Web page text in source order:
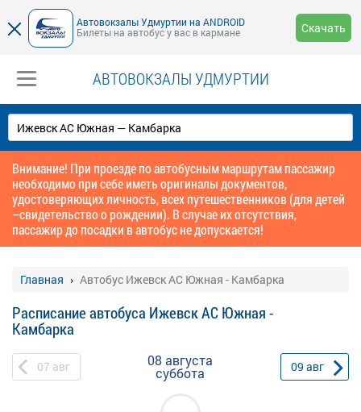
Автовокзалы Удмуртии на ANDROID
Билеты на автобус у вас в кармане
Скачать
АВТОВОКЗАЛЫ УДМУРТИИ
Внимание! При проезде по автобусным маршрутам пассажир
необходимо при себе иметь оригиналы документов,
удостоверяющих личность, всех путешественников (для детей
–свидетельство о рождении). В случае их отсутствия,
пассажир до посадки в автобус не допускается!
Главная Автобус Ижевск АС Южная - Камбарка
Расписание автобуса Ижевск АС Южная -
Камбарка
07 авг 08 августа
суббота 09 авг